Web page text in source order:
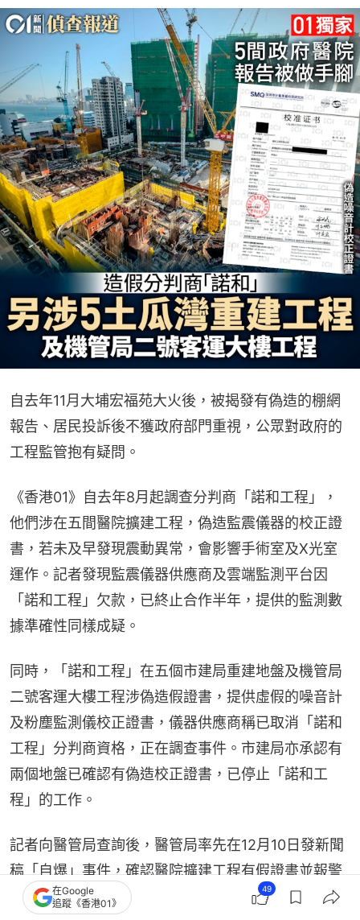
自去年11月大埔宏福苑大火後，被揭發有偽造的棚網
報告、居民投訴後不獲政府部門重視，公眾對政府的
工程監管抱有疑問。
《香港01》自去年8月起調查分判商「諾和工程」，
他們涉在五間醫院擴建工程，偽造監震儀器的校正證
書，若未及早發現震動異常，會影響手術室及X光室
運作。記者發現監震儀器供應商及雲端監測平台因
「諾和工程」欠款，已終止合作半年，提供的監測數
據準確性同樣成疑。
同時，「諾和工程」在五個市建局重建地盤及機管局
二號客運大樓工程涉偽造假證書，提供虛假的噪音計
及粉塵監測儀校正證書，儀器供應商稱已取消「諾和
工程」分判商資格，正在調查事件。市建局亦承認有
兩個地盤已確認有偽造校正證書，已停止「諾和工
程」的工作。
記者向醫管局查詢後，醫管局率先在12月10日發新聞
稿「自爆」事件，確認醫院擴建工程有假證書並報警
處理。醫療衞生界立法會議員林哲玄翌日就事件評
在Google
追蹤《香港01》
49